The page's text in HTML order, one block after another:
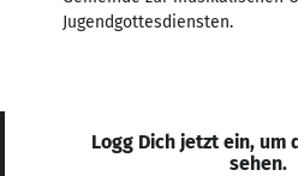
Jugendgottesdiensten.
Logg Dich jetzt ein, um
sehen.